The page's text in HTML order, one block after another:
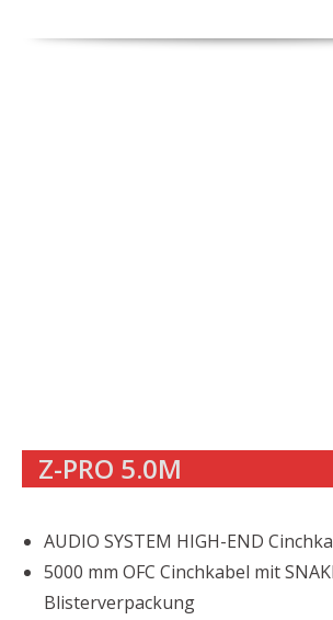
Z-PRO 5.0M
AUDIO SYSTEM HIGH-END
5000 mm OFC Cinchkabel mit
Blisterverpackung